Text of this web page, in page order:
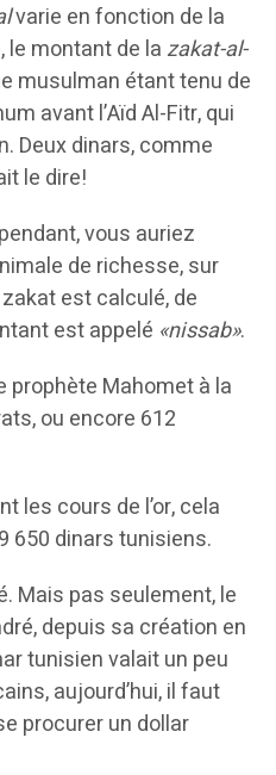
varie en fonction de la
le montant de la zakat-al-
musulman étant tenu de
avant l’Aïd Al-Fitr, qui
Deux dinars, comme
le dire!
vous auriez
de richesse, sur
est calculé, de
est appelé «nissab».
prophète Mahomet à la
ou encore 612
les cours de l’or, cela
650 dinars tunisiens.
Mais pas seulement, le
depuis sa création en
tunisien valait un peu
aujourd’hui, il faut
procurer un dollar